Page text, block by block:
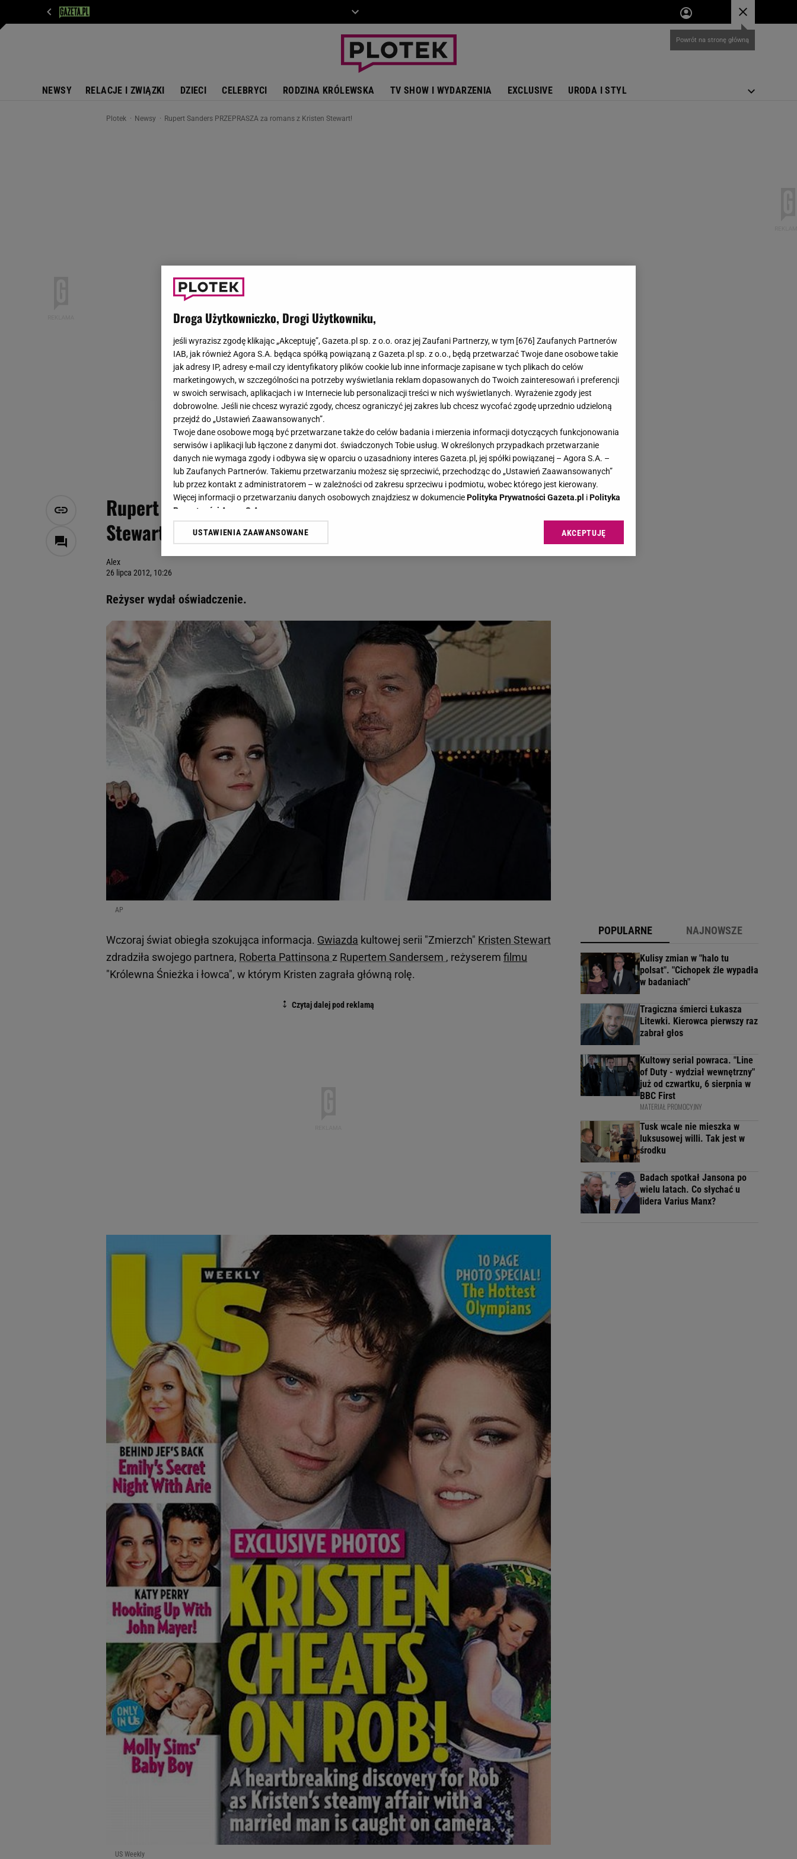
NEWSY RELACJE I ZWIĄZKI DZIECI CELEBRYCI RODZINA KRÓLEWSKA TV SHOW I WYDARZENIA EXCLUSIVE URODA I STYL
Plotek Newsy Rupert Sanders PRZEPRASZA za romans z Kristen Stewart!
Rupert Sanders PRZEPRASZA za romans z Kristen
Stewart!
Alex
26 lipca 2012, 10:26
Reżyser wydał oświadczenie.
AP
Wczoraj świat obiegła szokująca informacja. Gwiazda kultowej serii "Zmierzch" Kristen Stewart
zdradziła swojego partnera, Roberta Pattinsona z Rupertem Sandersem , reżyserem filmu
"Królewna Śnieżka i łowca", w którym Kristen zagrała główną rolę.
US Weekly
POPULARNE NAJNOWSZE
Kulisy zmian w "halo tu
polsat". "Cichopek źle wypadła
w badaniach"
Tragiczna śmierci Łukasza
Litewki. Kierowca pierwszy raz
zabrał głos
Kultowy serial powraca. "Line
of Duty - wydział wewnętrzny"
już od czwartku, 6 sierpnia w
BBC First
MATERIAŁ PROMOCYJNY
Tusk wcale nie mieszka w
luksusowej willi. Tak jest w
środku
Badach spotkał Jansona po
wielu latach. Co słychać u
lidera Varius Manx?
Droga Użytkowniczko, Drogi Użytkowniku,
jeśli wyrazisz zgodę klikając „Akceptuję”, Gazeta.pl sp. z o.o. oraz jej Zaufani Partnerzy, w tym [676] Zaufanych Partnerów
IAB, jak również Agora S.A. będąca spółką powiązaną z Gazeta.pl sp. z o.o., będą przetwarzać Twoje dane osobowe takie
jak adresy IP, adresy e-mail czy identyfikatory plików cookie lub inne informacje zapisane w tych plikach do celów
marketingowych, w szczególności na potrzeby wyświetlania reklam dopasowanych do Twoich zainteresowań i preferencji
w swoich serwisach, aplikacjach i w Internecie lub personalizacji treści w nich wyświetlanych. Wyrażenie zgody jest
dobrowolne. Jeśli nie chcesz wyrazić zgody, chcesz ograniczyć jej zakres lub chcesz wycofać zgodę uprzednio udzieloną
przejdź do „Ustawień Zaawansowanych”.
Twoje dane osobowe mogą być przetwarzane także do celów badania i mierzenia informacji dotyczących funkcjonowania
serwisów i aplikacji lub łączone z danymi dot. świadczonych Tobie usług. W określonych przypadkach przetwarzanie
danych nie wymaga zgody i odbywa się w oparciu o uzasadniony interes Gazeta.pl, jej spółki powiązanej – Agora S.A. –
lub Zaufanych Partnerów. Takiemu przetwarzaniu możesz się sprzeciwić, przechodząc do „Ustawień Zaawansowanych”
lub przez kontakt z administratorem – w zależności od zakresu sprzeciwu i podmiotu, wobec którego jest kierowany.
Więcej informacji o przetwarzaniu danych osobowych znajdziesz w dokumenciePolityka Prywatności Gazeta.pl iPolityka
Prywatności Agora S.A.
Klikając „Akceptuję” wyrażasz też zgodę na zainstalowanie i przechowywanie plików cookie Gazeta.pl sp. z o.o., jej
Użycie dokładnych danych geolokalizacyjnych. Aktywne skanowanie charakterystyki urządzenia do celów identyfikacji.
Przechowywanie informacji na urządzeniu lub dostęp do nich. Spersonalizowane reklamy i treści, pomiar reklam i treści,
badnie odbiorców i ulepszanie usług.
Lista Zaufanych Partnerów
USTAWIENIA ZAAWANSOWANE AKCEPTUJĘ